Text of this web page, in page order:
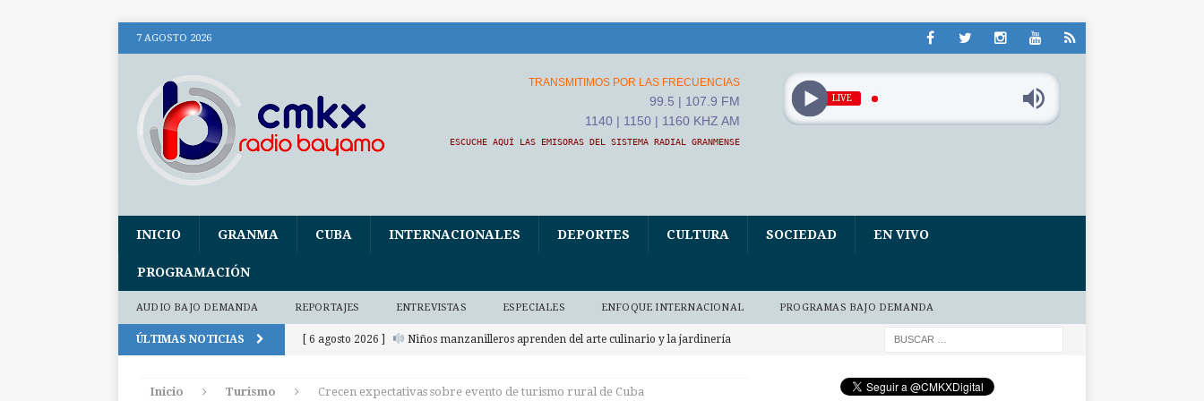
7 AGOSTO 2026
TRANSMITIMOS POR LAS FRECUENCIAS
99.5 | 107.9 FM
1140 | 1150 | 1160 KHZ AM
ESCUCHE AQUÍ LAS EMISORAS DEL SISTEMA RADIAL GRANMENSE
LIVE
INICIO GRANMA CUBA INTERNACIONALES DEPORTES CULTURA SOCIEDAD EN VIVO
PROGRAMACIÓN
AUDIO BAJO DEMANDA REPORTAJES ENTREVISTAS ESPECIALES ENFOQUE INTERNACIONAL PROGRAMAS BAJO DEMANDA
ÚLTIMAS NOTICIAS [ 6 agosto 2026 ] Niños manzanilleros aprenden del arte culinario y la jardinería
Inicio Turismo Crecen expectativas sobre evento de turismo rural de Cuba